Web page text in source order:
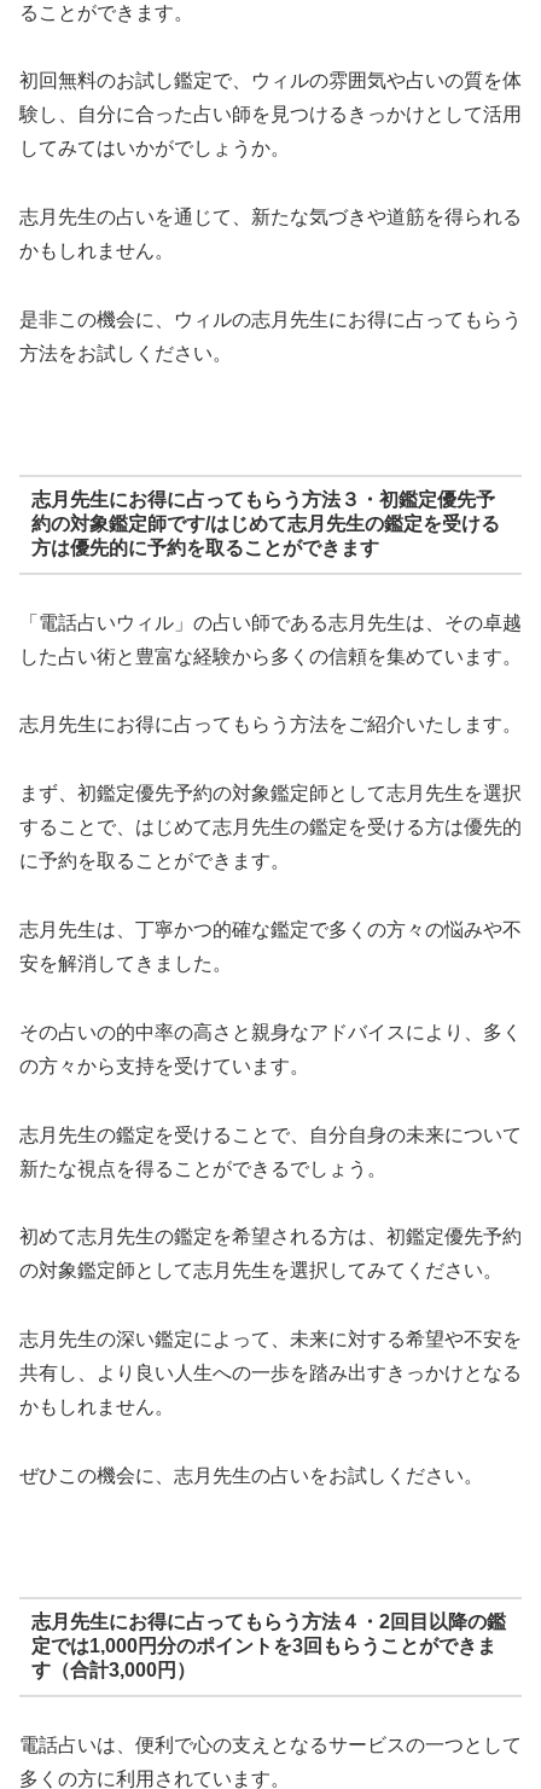
ることができます。
初回無料のお試し鑑定で、ウィルの雰囲気や占いの質を体
験し、自分に合った占い師を見つけるきっかけとして活用
してみてはいかがでしょうか。
志月先生の占いを通じて、新たな気づきや道筋を得られる
かもしれません。
是非この機会に、ウィルの志月先生にお得に占ってもらう
方法をお試しください。
志月先生にお得に占ってもらう方法３・初鑑定優先予
約の対象鑑定師です/はじめて志月先生の鑑定を受ける
方は優先的に予約を取ることができます
「電話占いウィル」の占い師である志月先生は、その卓越
した占い術と豊富な経験から多くの信頼を集めています。
志月先生にお得に占ってもらう方法をご紹介いたします。
まず、初鑑定優先予約の対象鑑定師として志月先生を選択
することで、はじめて志月先生の鑑定を受ける方は優先的
に予約を取ることができます。
志月先生は、丁寧かつ的確な鑑定で多くの方々の悩みや不
安を解消してきました。
その占いの的中率の高さと親身なアドバイスにより、多く
の方々から支持を受けています。
志月先生の鑑定を受けることで、自分自身の未来について
新たな視点を得ることができるでしょう。
初めて志月先生の鑑定を希望される方は、初鑑定優先予約
の対象鑑定師として志月先生を選択してみてください。
志月先生の深い鑑定によって、未来に対する希望や不安を
共有し、より良い人生への一歩を踏み出すきっかけとなる
かもしれません。
ぜひこの機会に、志月先生の占いをお試しください。
志月先生にお得に占ってもらう方法４・2回目以降の鑑
定では1,000円分のポイントを3回もらうことができま
す（合計3,000円）
電話占いは、便利で心の支えとなるサービスの一つとして
多くの方に利用されています。